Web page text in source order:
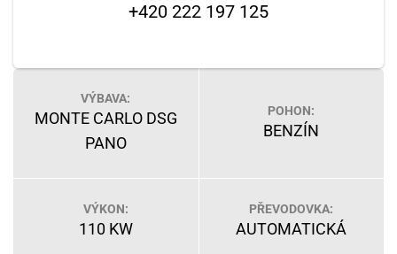
+420 222 197 125
VÝBAVA:
MONTE CARLO DSG
PANO
POHON:
BENZÍN
VÝKON:
110 KW
PŘEVODOVKA:
AUTOMATICKÁ